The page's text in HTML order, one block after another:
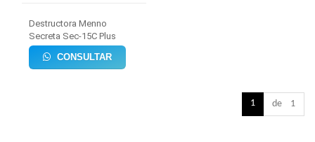
Destructora Menno
Secreta Sec-15C Plus
CONSULTAR
1 de 1